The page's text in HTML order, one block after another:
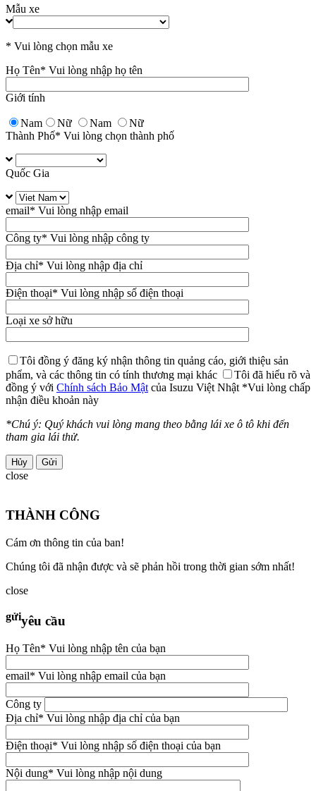
Mẫu xe
* Vui lòng chọn mẫu xe
Họ Tên* Vui lòng nhập họ tên
Giới tính
Nam Nữ Nam
Nữ
Thành Phố* Vui lòng chọn thành phố
Quốc Gia
email* Vui lòng nhập email
Công ty* Vui lòng nhập công ty
Địa chỉ* Vui lòng nhập địa chỉ
Điện thoại* Vui lòng nhập số điện thoại
Loại xe sở hữu
Tôi đồng ý đăng ký nhận thông tin quảng cáo, giới thiệu sản
phẩm, và các thông tin có tính thương mại khác
Tôi đã hiểu rõ và
đồng ý với Chính sách Bảo Mật của Isuzu Việt Nhật *Vui lòng chấp
nhận điều khoản này
*Chú ý: Quý khách vui lòng mang theo bằng lái xe ô tô khi đến
tham gia lái thử.
Hủy
close
THÀNH CÔNG
Cám ơn thông tin của ban!
Chúng tôi đã nhận được và sẽ phản hồi trong thời gian sớm nhất!
close
gửiyêu cầu
Họ Tên* Vui lòng nhập tên của bạn
email* Vui lòng nhập email của bạn
Công ty
Địa chỉ* Vui lòng nhập địa chỉ của bạn
Điện thoại* Vui lòng nhập số điện thoại của bạn
Nội dung* Vui lòng nhập nội dung